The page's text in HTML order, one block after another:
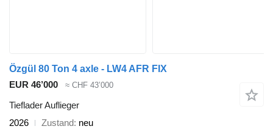
Özgül 80 Ton 4 axle - LW4 AFR FIX
EUR 46’000
≈ CHF 43’000
Tieflader Auflieger
2026
Zustand neu